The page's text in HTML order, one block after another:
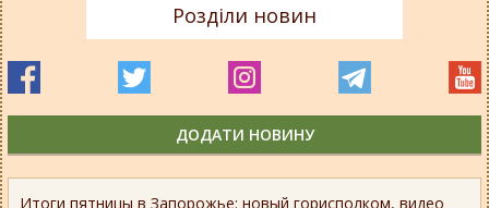
Итоги пятницы в Запорожье: новый горисполком, видео
Розділи новин
ДОДАТИ НОВИНУ